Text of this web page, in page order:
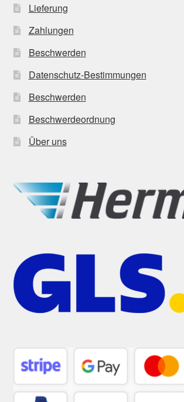
Lieferung
Zahlungen
Beschwerden
Datenschutz-Bestimmungen
Beschwerden
Beschwerdeordnung
Über uns